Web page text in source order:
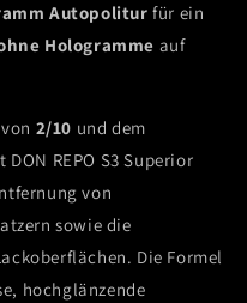
Autopoliturfür ein
Hologramme auf
von 2/10 und dem
DON REPO S3 Superior
von
sowie die
Die Formel
hochglänzende